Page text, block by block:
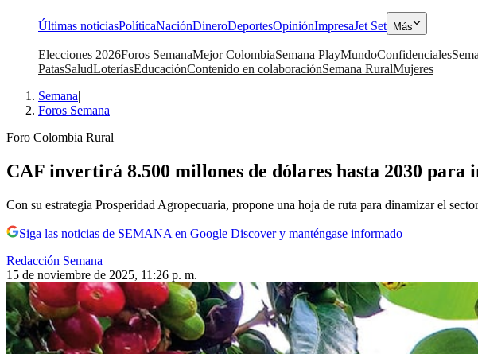
Últimas noticiasPolíticaNaciónDineroDeportesOpiniónImpresaJet Set Más
Elecciones 2026Foros SemanaMejor ColombiaSemana PlayMundoConfidenciales
PatasSaludLoteríasEducaciónContenido en colaboraciónSemana RuralMujeres
Semana|
Foros Semana
Foro Colombia Rural
CAF invertirá 8.500 millones de dólares hasta 2030
Con su estrategia Prosperidad Agropecuaria, propone una hoja de ruta para dinamizar el
Siga las noticias de SEMANA en Google Discover y manténgase informado
Redacción Semana
15 de noviembre de 2025, 11:26 p. m.